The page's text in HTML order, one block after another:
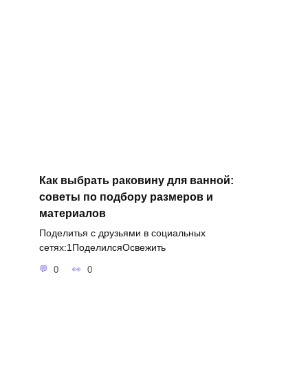
Как выбрать раковину для ванной:
советы по подбору размеров и
материалов
Поделитья с друзьями в социальных
сетях:1ПоделилсяОсвежить
0 0